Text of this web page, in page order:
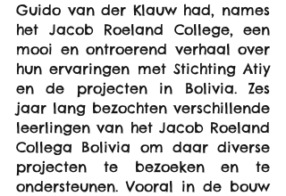
Guido van der Klauw had, names
het Jacob Roeland College, een
mooi en ontroerend verhaal over
hun ervaringen met Stichting Atiy
en de projecten in Bolivia. Zes
jaar lang bezochten verschillende
leerlingen van het Jacob Roeland
Collega Bolivia om daar diverse
projecten te bezoeken en te
ondersteunen. Vooral in de bouw